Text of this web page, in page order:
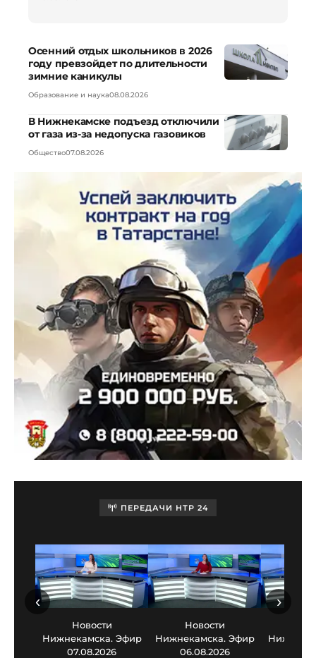
Осенний отдых школьников в 2026
году превзойдет по длительности
зимние каникулы
Образование и наука08.08.2026
В Нижнекамске подъезд отключили
от газа из-за недопуска газовиков
Общество07.08.2026
ПЕРЕДАЧИ НТР 24
Новости
Нижнекамска. Эфир
07.08.2026
Новости
Нижнекамска. Эфир
06.08.2026
‹ ›